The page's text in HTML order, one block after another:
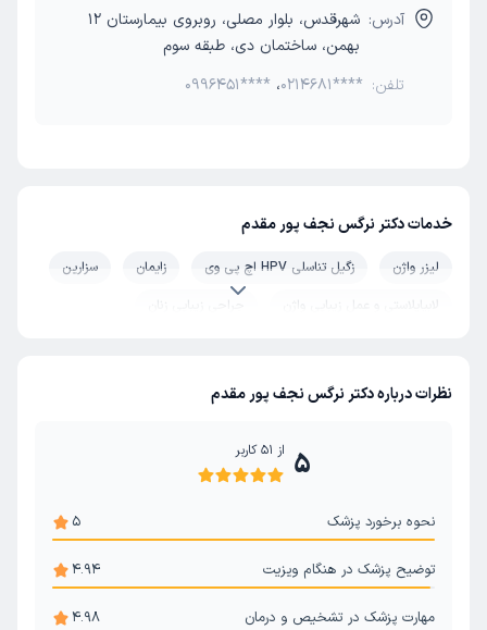
آدرس:
شهرقدس، بلوار مصلی، روبروی بیمارستان 12
بهمن، ساختمان دی، طبقه سوم
تلفن:
0996451**** ،0214681****
خدمات دکتر نرگس نجف پور مقدم
لیزر واژن زگیل تناسلی HPV اچ پی وی زایمان
سزارین
لابیاپلاستی و عمل زیبایی واژن
جراحی زیبایی زنان
نظرات درباره دکتر نرگس نجف پور مقدم
5 از 51کاربر
نحوه برخورد پزشک 5
توضیح پزشک در هنگام ویزیت 4.94
مهارت پزشک در تشخیص و درمان 4.98